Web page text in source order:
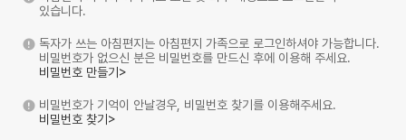
있습니다.
독자가 쓰는 아침편지는 아침편지 가족으로 로그인하셔야 가능합니다.
비밀번호가 없으신 분은 비밀번호를 만드신 후에 이용해 주세요.
비밀번호 만들기>
비밀번호가 기억이 안날경우, 비밀번호 찾기를 이용해주세요.
비밀번호 찾기>